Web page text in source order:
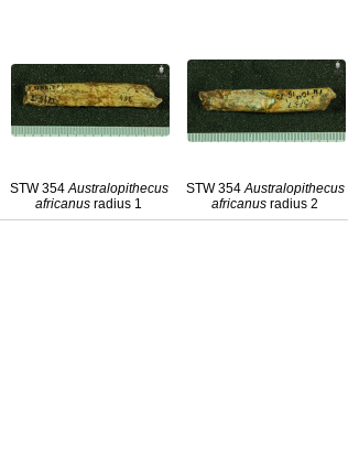
STW 354Australopithecus
africanus radius 1
STW 354Australopithecus
africanus radius 2